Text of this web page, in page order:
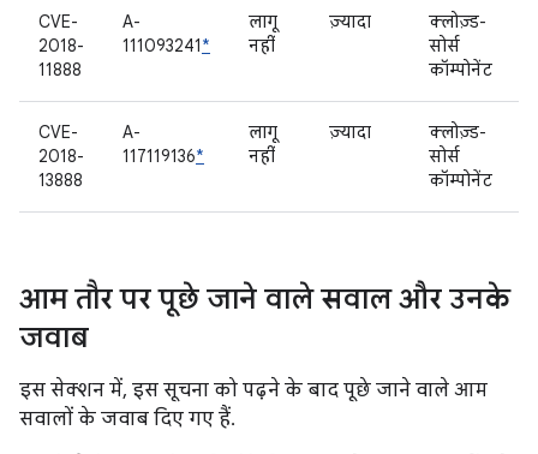
CVE-
2018-
11888
A-
111093241*
लागू
नहीं
ज़्यादा
क्लोज़्ड-
सोर्स
कॉम्पोनेंट
CVE-
2018-
13888
A-
117119136*
लागू
नहीं
ज़्यादा
क्लोज़्ड-
सोर्स
कॉम्पोनेंट
आम तौर पर पूछे जाने वाले सवाल और उनके
जवाब
इस सेक्शन में, इस सूचना को पढ़ने के बाद पूछे जाने वाले आम
सवालों के जवाब दिए गए हैं.